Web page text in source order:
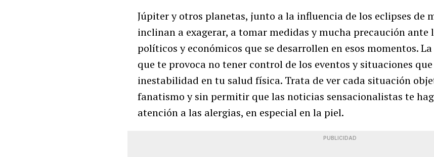
Júpiter y otros planetas, junto a la influencia de los eclipses de
inclinan a exagerar, a tomar medidas y mucha precaución ante
políticos y económicos que se desarrollen en esos momentos.
que te provoca no tener control de los eventos y situaciones
inestabilidad en tu salud física. Trata de ver cada situación
fanatismo y sin permitir que las noticias sensacionalistas te
atención a las alergias, en especial en la piel.
PUBLICIDAD